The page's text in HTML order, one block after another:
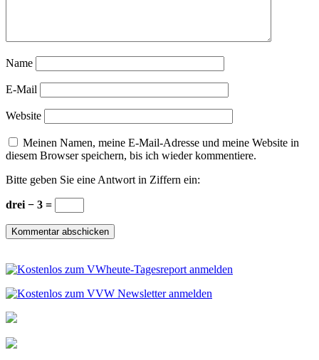
Name
E-Mail
Website
Meinen Namen, meine E-Mail-Adresse und meine Website in
diesem Browser speichern, bis ich wieder kommentiere.
Bitte geben Sie eine Antwort in Ziffern ein:
drei − 3 =